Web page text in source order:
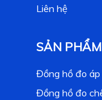
Liên hệ
SẢN
Đồng hồ đo
Đồng hồ đo